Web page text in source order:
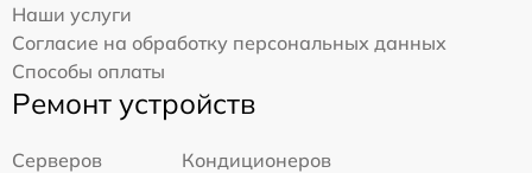
Наши услуги
Согласие на обработку персональных данных
Способы оплаты
Ремонт устройств
Серверов
Кондиционеров